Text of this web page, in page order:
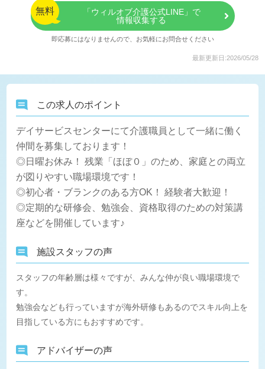
無料
「ウィルオブ介護公式LINE」で
情報収集する
即応募にはなりませんので、お気軽にお問合せください
最新更新日:2026/05/28
この求人のポイント
デイサービスセンターにて介護職員として一緒に働く
仲間を募集しております！
◎日曜お休み！ 残業「ほぼ０」のため、家庭との両立
が図りやすい職場環境です！
◎初心者・ブランクのある方OK！ 経験者大歓迎！
◎定期的な研修会、勉強会、資格取得のための対策講
座などを開催しています♪
施設スタッフの声
スタッフの年齢層は様々ですが、みんな仲が良い職場環境で
す。
勉強会なども行っていますが海外研修もあるのでスキル向上を
目指している方にもおすすめです。
アドバイザーの声